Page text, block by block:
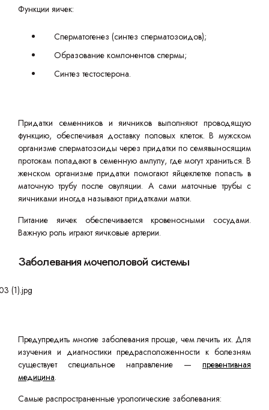
Функции яичек:
Сперматогенез (синтез сперматозоидов);
Образование компонентов спермы;
Синтез тестостерона.
Придатки семенников и яичников выполняют проводящую
функцию, обеспечивая доставку половых клеток. В мужском
организме сперматозоиды через придатки по семявыносящим
протокам попадают в семенную ампулу, где могут храниться. В
женском организме придатки помогают яйцеклетке попасть в
маточную трубу после овуляции. А сами маточные трубы с
яичниками иногда называют придатками матки.
Питание яичек обеспечивается кровеносными сосудами.
Важную роль играют яичковые артерии.
Заболевания мочеполовой системы
Предупредить многие заболевания проще, чем лечить их. Для
изучения и диагностики предрасположенности к болезням
существует специальное направление — превентивная
медицина.
Самые распространенные урологические заболевания: